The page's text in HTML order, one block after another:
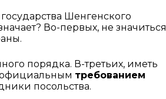
Шенгенского
Во-первых, не значиться
порядка. В-третьих, иметь
официальным требованием
посольства.